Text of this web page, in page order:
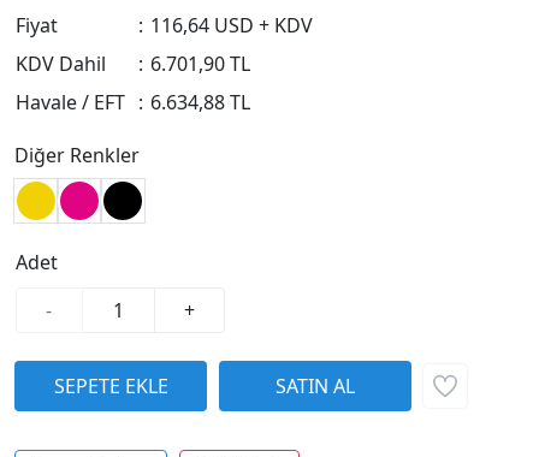
Fiyat : 116,64 USD + KDV
KDV Dahil
: 6.701,90 TL
Havale / EFT : 6.634,88 TL
Diğer Renkler
Adet
-
+